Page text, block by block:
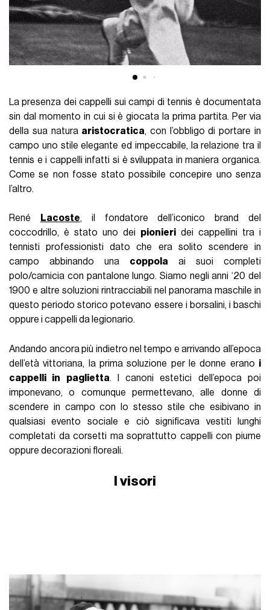
La presenza dei cappelli sui campi di tennis è documentata
sin dal momento in cui si è giocata la prima partita. Per via
della sua natura aristocratica, con l’obbligo di portare in
campo uno stile elegante ed impeccabile, la relazione tra il
tennis e i cappelli infatti si è sviluppata in maniera organica.
Come se non fosse stato possibile concepire uno senza
l’altro.
René Lacoste, il fondatore dell’iconico brand del
coccodrillo, è stato uno dei pionieri dei cappellini tra i
tennisti professionisti dato che era solito scendere in
campo abbinando una coppola ai suoi completi
polo/camicia con pantalone lungo. Siamo negli anni ‘20 del
1900 e altre soluzioni rintracciabili nel panorama maschile in
questo periodo storico potevano essere i borsalini, i baschi
oppure i cappelli da legionario.
Andando ancora più indietro nel tempo e arrivando all’epoca
dell’età vittoriana, la prima soluzione per le donne erano i
cappelli in paglietta. I canoni estetici dell’epoca poi
imponevano, o comunque permettevano, alle donne di
scendere in campo con lo stesso stile che esibivano in
qualsiasi evento sociale e ciò significava vestiti lunghi
completati da corsetti ma soprattutto cappelli con piume
oppure decorazioni floreali.
I visori